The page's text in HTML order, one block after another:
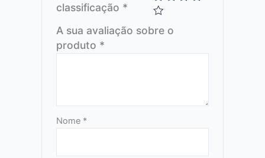
classificação *
A sua avaliação sobre o
produto *
Nome *